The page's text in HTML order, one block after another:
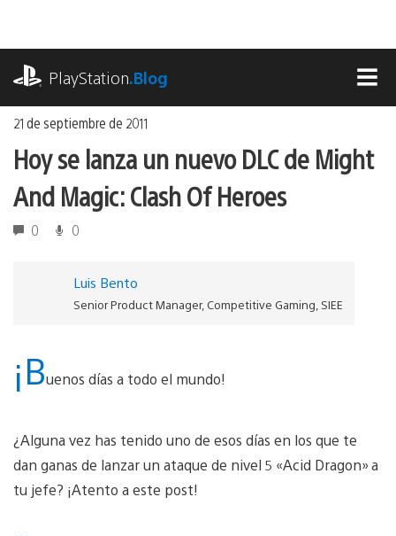
contenido
PlayStation.Blog
21 de septiembre de 2011
Hoy se lanza un nuevo DLC de Might
And Magic: Clash Of Heroes
0 0
Luis Bento
Senior Product Manager, Competitive Gaming, SIEE
¡Buenos días a todo el mundo!
¿Alguna vez has tenido uno de esos días en los que te
dan ganas de lanzar un ataque de nivel 5 «Acid Dragon» a
tu jefe? ¡Atento a este post!